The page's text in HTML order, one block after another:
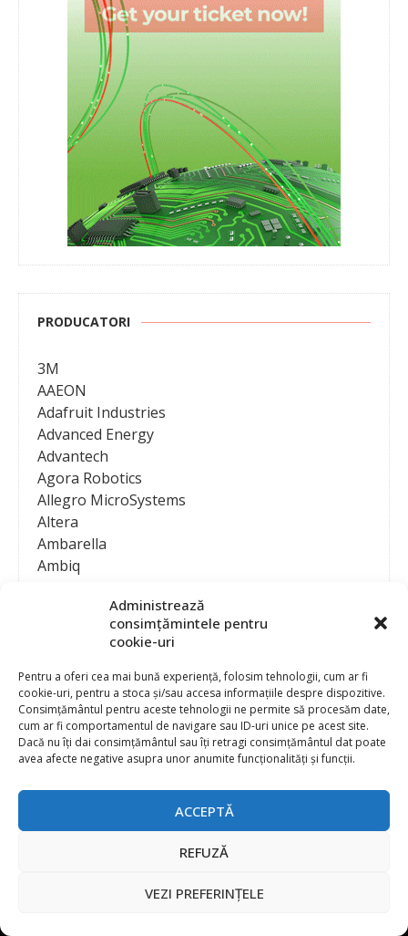
Administrează
consimțămintele pentru
cookie-uri
Pentru a oferi cea mai bună experiență, folosim tehnologii, cum ar fi
cookie-uri, pentru a stoca și/sau accesa informațiile despre dispozitive.
Consimțământul pentru aceste tehnologii ne permite să procesăm date,
cum ar fi comportamentul de navigare sau ID-uri unice pe acest site.
Dacă nu îți dai consimțământul sau îți retragi consimțământul dat poate
avea afecte negative asupra unor anumite funcționalități și funcții.
ACCEPTĂ
REFUZĂ
VEZI PREFERINȚELE
PRODUCATORI
3M
AAEON
Adafruit Industries
Advanced Energy
Advantech
Agora Robotics
Allegro MicroSystems
Altera
Ambarella
Ambiq
Analog Devices
Anritsu Corporation
Ansys
APS
Arduino
Arm
Asentics
ATEN International
ATTEND Technology
Contact
Publicitate
Abonament la revista “Electronica Azi”